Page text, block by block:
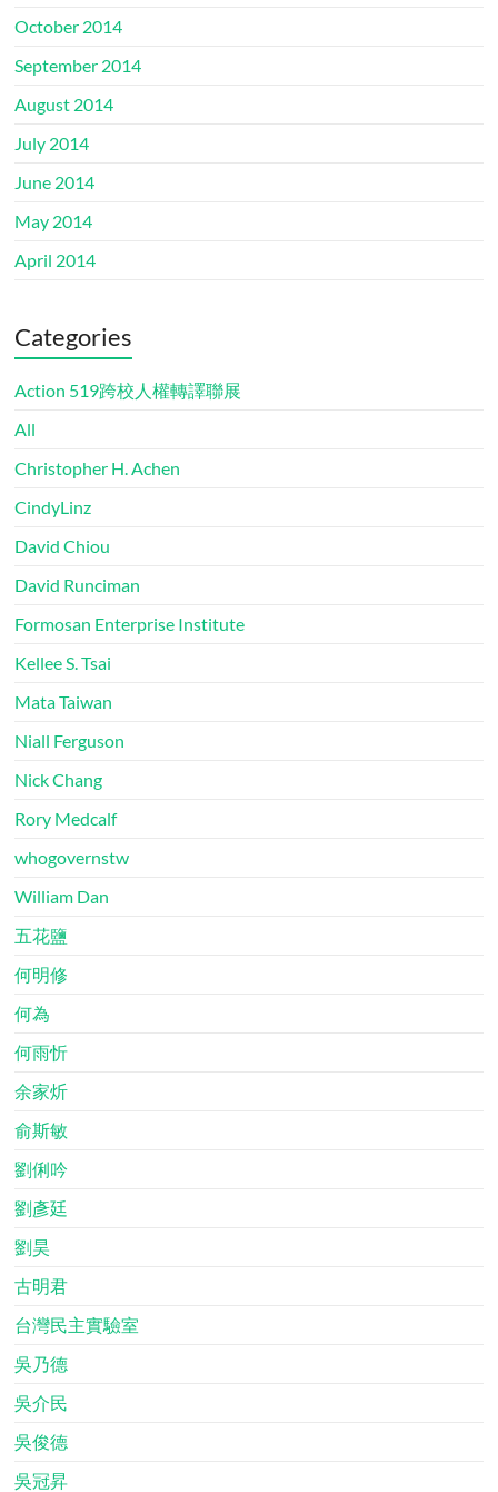
October 2014
September 2014
August 2014
July 2014
June 2014
May 2014
April 2014
Categories
Action 519跨校人權轉譯聯展
All
Christopher H. Achen
CindyLinz
David Chiou
David Runciman
Formosan Enterprise Institute
Kellee S. Tsai
Mata Taiwan
Niall Ferguson
Nick Chang
Rory Medcalf
whogovernstw
William Dan
五花鹽
何明修
何為
何雨忻
余家炘
俞斯敏
劉俐吟
劉彥廷
劉昊
古明君
台灣民主實驗室
吳乃德
吳介民
吳俊德
吳冠昇